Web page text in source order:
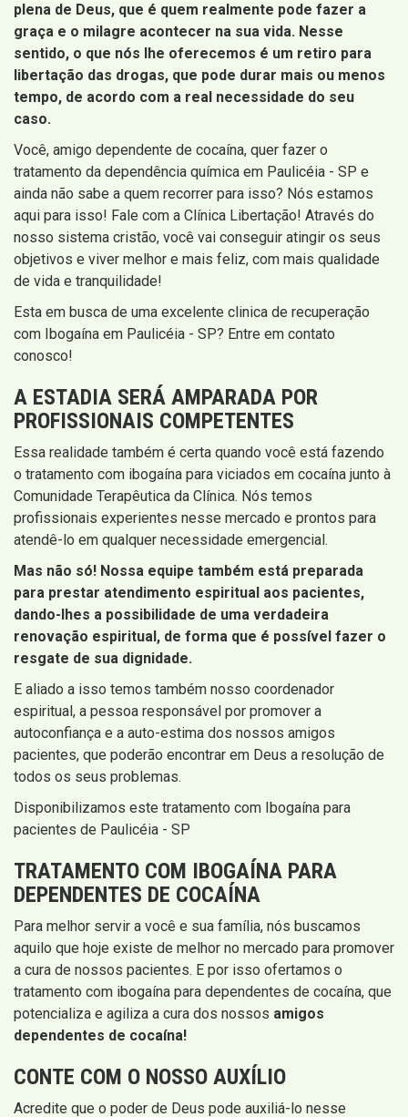
plena de Deus, que é quem realmente pode fazer a
graça e o milagre acontecer na sua vida. Nesse
sentido, o que nós lhe oferecemos é um retiro para
libertação das drogas, que pode durar mais ou menos
tempo, de acordo com a real necessidade do seu
caso.
Você, amigo dependente de cocaína, quer fazer o
tratamento da dependência química em Paulicéia - SP e
ainda não sabe a quem recorrer para isso? Nós estamos
aqui para isso! Fale com a Clínica Libertação! Através do
nosso sistema cristão, você vai conseguir atingir os seus
objetivos e viver melhor e mais feliz, com mais qualidade
de vida e tranquilidade!
Esta em busca de uma excelente clinica de recuperação
com Ibogaína em Paulicéia - SP? Entre em contato
conosco!
A ESTADIA SERÁ AMPARADA POR
PROFISSIONAIS COMPETENTES
Essa realidade também é certa quando você está fazendo
o tratamento com ibogaína para viciados em cocaína junto à
Comunidade Terapêutica da Clínica. Nós temos
profissionais experientes nesse mercado e prontos para
atendê-lo em qualquer necessidade emergencial.
Mas não só! Nossa equipe também está preparada
para prestar atendimento espiritual aos pacientes,
dando-lhes a possibilidade de uma verdadeira
renovação espiritual, de forma que é possível fazer o
resgate de sua dignidade.
E aliado a isso temos também nosso coordenador
espiritual, a pessoa responsável por promover a
autoconfiança e a auto-estima dos nossos amigos
pacientes, que poderão encontrar em Deus a resolução de
todos os seus problemas.
Disponibilizamos este tratamento com Ibogaína para
pacientes de Paulicéia - SP
TRATAMENTO COM IBOGAÍNA PARA
DEPENDENTES DE COCAÍNA
Para melhor servir a você e sua família, nós buscamos
aquilo que hoje existe de melhor no mercado para promover
a cura de nossos pacientes. E por isso ofertamos o
tratamento com ibogaína para dependentes de cocaína, que
potencializa e agiliza a cura dos nossos amigos
dependentes de cocaína!
CONTE COM O NOSSO AUXÍLIO
Acredite que o poder de Deus pode auxiliá-lo nesse